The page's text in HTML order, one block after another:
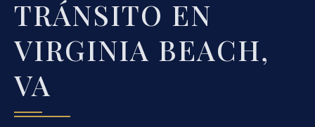
TRÁNSITO EN
VIRGINIA BEACH,
VA